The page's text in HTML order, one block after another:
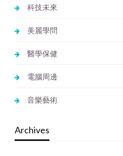
科技未來
美麗學問
醫學保健
電腦周邊
音樂藝術
Archives